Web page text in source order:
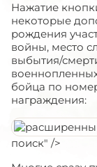
Нажатие
некоторые
рождения
войны, место
выбытия/
бойца по
награждения:
поиск" />